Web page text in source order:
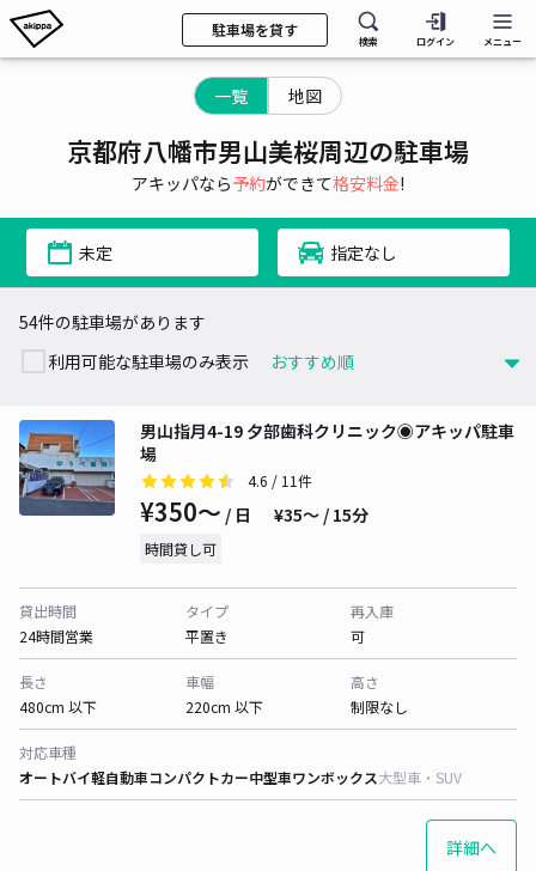
駐車場を貸す
検索 ログイン メニュー
一覧 地図
京都府八幡市男山美桜周辺の駐車場
アキッパなら予約ができて格安料金!
未定 指定なし
54件の駐車場があります
利用可能な駐車場のみ表示
男山指月4-19 夕部歯科クリニック◉アキッパ駐車
場
4.6 / 11件
¥350〜 / 日 ¥35〜 / 15分
時間貸し可
貸出時間
24時間営業
タイプ
平置き
再入庫
可
長さ
480cm 以下
車幅
220cm 以下
高さ
制限なし
対応車種
オートバイ軽自動車コンパクトカー中型車ワンボックス大型車・SUV
詳細へ